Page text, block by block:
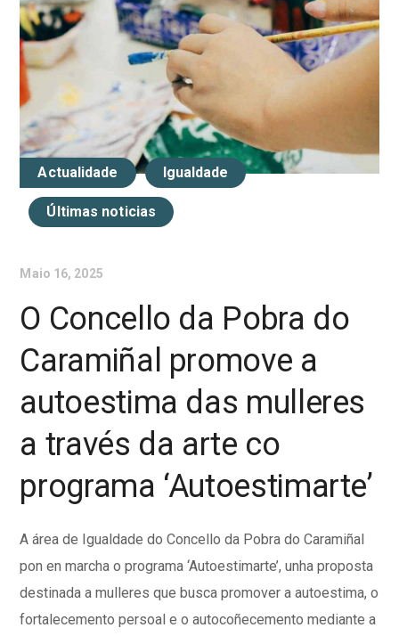
Actualidade Igualdade
Últimas noticias
Maio 16, 2025
O Concello da Pobra do
Caramiñal promove a
autoestima das mulleres
a través da arte co
programa ‘Autoestimarte’
A área de Igualdade do Concello da Pobra do Caramiñal
pon en marcha o programa ‘Autoestimarte’, unha proposta
destinada a mulleres que busca promover a autoestima, o
fortalecemento persoal e o autocoñecemento mediante a